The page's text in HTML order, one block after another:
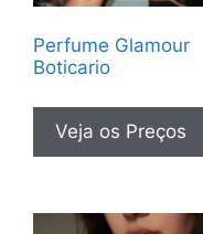
Perfume Glamour
Boticario
Veja os Preços